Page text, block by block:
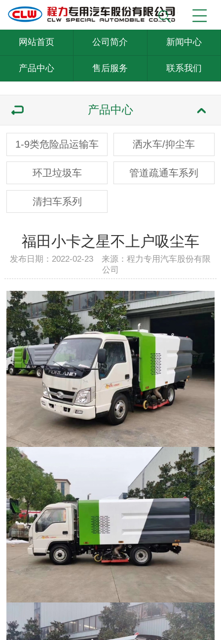
网站首页 公司简介 新闻中心
产品中心 售后服务 联系我们
产品中心
1-9类危险品运输车 洒水车/抑尘车
环卫垃圾车 管道疏通车系列
清扫车系列
福田小卡之星不上户吸尘车
发布日期：2022-02-23 来源：程力专用汽车股份有限
公司